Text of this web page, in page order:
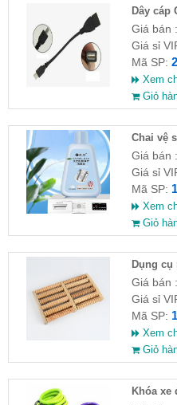
Dây cáp
Giá bán :
Giá sỉ
Mã SP:
Xem
Giỏ
Chai vệ
máy giặt
Giá bán :
Giá sỉ
Mã SP:
Xem
Giỏ
Dụng cụ
Giá bán :
Giá sỉ
Mã SP:
Xem
Giỏ
Khóa xe